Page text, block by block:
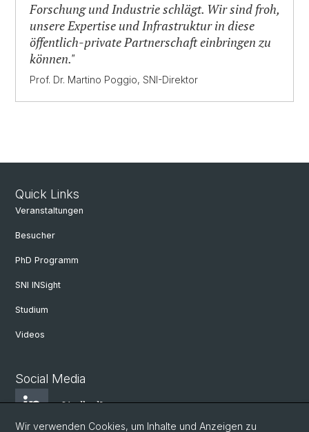
Forschung und Industrie schlägt. Wir sind froh,
unsere Expertise und Infrastruktur in diese
öffentlich-private Partnerschaft einbringen zu
können."
Prof. Dr. Martino Poggio, SNI-Direktor
Quick Links
Veranstaltungen
Besucher
PhD Programm
SNI INSight
Studium
Videos
Social Media
LindkedIn
Wir verwenden Cookies, um Inhalte und Anzeigen zu